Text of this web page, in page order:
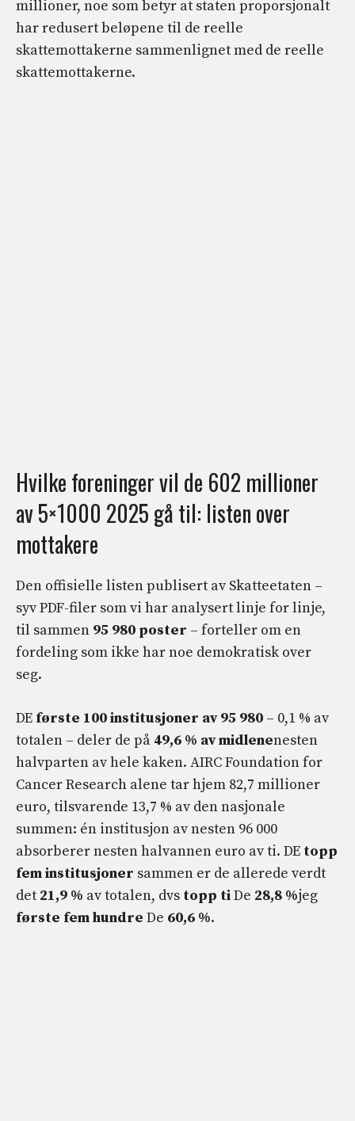
millioner, noe som betyr at staten proporsjonalt
har redusert beløpene til de reelle
skattemottakerne sammenlignet med de reelle
skattemottakerne.
Hvilke foreninger vil de 602 millioner
av 5×1000 2025 gå til: listen over
mottakere
Den offisielle listen publisert av Skatteetaten –
syv PDF-filer som vi har analysert linje for linje,
til sammen 95 980 poster – forteller om en
fordeling som ikke har noe demokratisk over
seg.
DE første 100 institusjoner av 95 980 – 0,1 % av
totalen – deler de på 49,6 % av midlenenesten
halvparten av hele kaken. AIRC Foundation for
Cancer Research alene tar hjem 82,7 millioner
euro, tilsvarende 13,7 % av den nasjonale
summen: én institusjon av nesten 96 000
absorberer nesten halvannen euro av ti. DE topp
fem institusjoner sammen er de allerede verdt
det 21,9 % av totalen, dvs topp tiDe 28,8 %jeg
første fem hundre De 60,6 %.